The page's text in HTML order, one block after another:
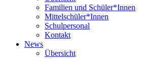
Familien und Schüler*Innen
Mittelschüler*Innen
Schulpersonal
Kontakt
News
Übersicht